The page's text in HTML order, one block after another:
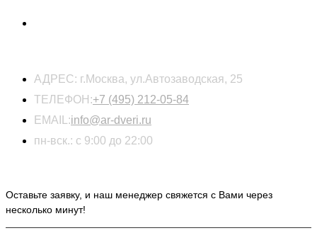
АДРЕС: г.Москва, ул.Автозаводская, 25
ТЕЛЕФОН:+7 (495) 212-05-84
EMAIL:info@ar-dveri.ru
пн-вск.: с 9:00 до 22:00
Оставьте заявку, и наш менеджер свяжется с Вами через
несколько минут!